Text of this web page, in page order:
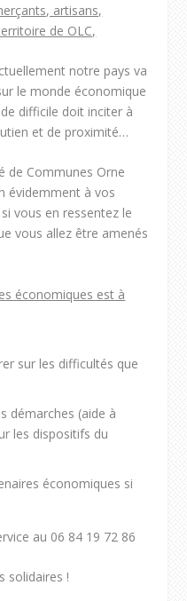
artisans,
de OLC,
notre pays va
le monde économique
difficile doit inciter à
et de proximité…
de Communes Orne
évidemment à vos
vous en ressentez le
vous allez être amenés
économiques est à
sur les difficultés que
démarches (aide à
les dispositifs du
économiques si
au 06 84 19 72 86
solidaires !